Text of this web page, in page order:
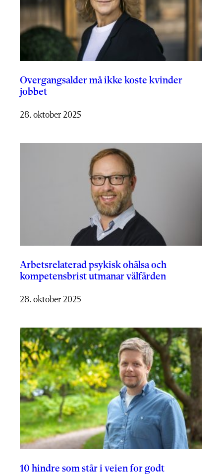
Overgangsalder må ikke koste kvinder
jobbet
28. oktober 2025
Arbetsrelaterad psykisk ohälsa och
kompetensbrist utmanar välfärden
28. oktober 2025
10 hindre som står i veien for godt